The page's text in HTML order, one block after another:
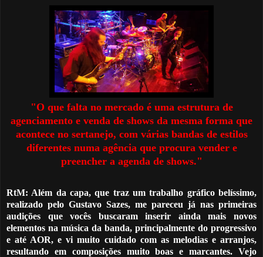
"O que falta no mercado éuma estrutura de
agenciamento e venda de shows da mesma forma que
acontece no sertanejo, com várias bandas de estilos
diferentes numa agência que procura vender e
preencher a agenda de shows."
RtM: Além da capa, que traz um trabalho gráfico belíssimo,
realizado pelo Gustavo Sazes, me pareceu já nas primeiras
audições que vocês buscaram inserir ainda mais novos
elementos na música da banda, principalmente do progressivo
e até AOR, e vi muito cuidado com as melodias e arranjos,
resultando em composições muito boas e marcantes. Vejo